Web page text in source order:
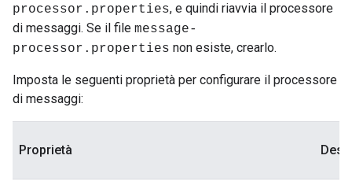
processor.properties, e quindi riavvia il processore
di messaggi. Se il file message-
processor.properties non esiste, crearlo.
Imposta le seguenti proprietà per configurare il processore
di messaggi:
Proprietà